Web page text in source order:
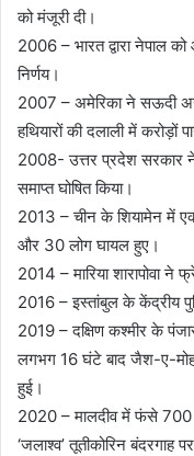
को मंजूरी दी।
2006 – भारत द्वारा नेपाल
निर्णय।
2007 – अमेरिका ने सऊदी
हथियारों की दलाली में करोड़ों
2008- उत्तर प्रदेश सरकार
समाप्त घोषित किया।
2013 – चीन के शियामेन में
और 30 लोग घायल हुए।
2014 – मारिया शारापोवा
2016 – इस्तांबुल के केंद्रीय
2019 – दक्षिण कश्मीर के
लगभग 16 घंटे बाद जैश-ए-
हुई।
2020 – मालदीव में फंसे 700
‘जलाश्व’ तूतीकोरिन बंदरगाह